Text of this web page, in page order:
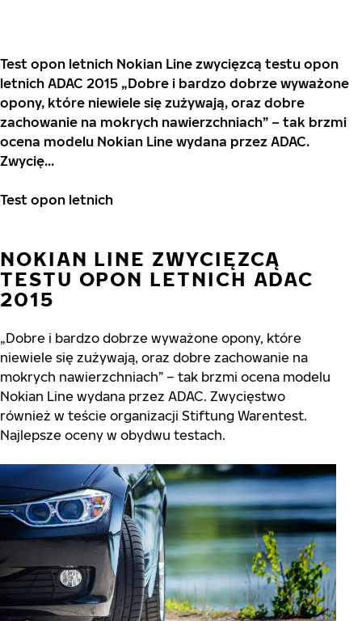
Test opon letnich Nokian Line zwycięzcą testu opon
letnich ADAC 2015 „Dobre i bardzo dobrze wyważone
opony, które niewiele się zużywają, oraz dobre
zachowanie na mokrych nawierzchniach” – tak brzmi
ocena modelu Nokian Line wydana przez ADAC.
Zwycię...
Test opon letnich
NOKIAN LINE ZWYCIĘZCĄ
TESTU OPON LETNICH ADAC
2015
„Dobre i bardzo dobrze wyważone opony, które
niewiele się zużywają, oraz dobre zachowanie na
mokrych nawierzchniach” – tak brzmi ocena modelu
Nokian Line wydana przez ADAC. Zwycięstwo
również w teście organizacji Stiftung Warentest.
Najlepsze oceny w obydwu testach.